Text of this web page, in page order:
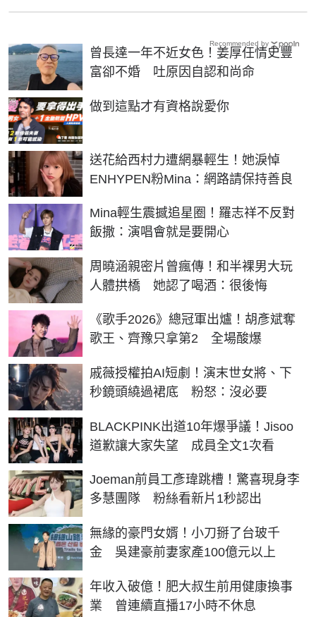
曾長達一年不近女色！姜厚任情史豐
富卻不婚 吐原因自認和尚命
做到這點才有資格說愛你
PR
送花給西村力遭網暴輕生！她淚悼
ENHYPEN粉Mina：網路請保持善良
Mina輕生震撼追星圈！羅志祥不反對
飯撒：演唱會就是要開心
周曉涵親密片曾瘋傳！和半裸男大玩
人體拱橋 她認了喝酒：很後悔
《歌手2026》總冠軍出爐！胡彥斌奪
歌王、齊豫只拿第2 全場酸爆
戚薇授權拍AI短劇！演末世女將、下
秒鏡頭繞過裙底 粉怒：沒必要
BLACKPINK出道10年爆爭議！Jisoo
道歉讓大家失望 成員全文1次看
Joeman前員工彥瑋跳槽！驚喜現身李
多慧團隊 粉絲看新片1秒認出
無緣的豪門女婿！小刀掰了台玻千
金 吳建豪前妻家產100億元以上
年收入破億！肥大叔生前用健康換事
業 曾連續直播17小時不休息
Recommended by